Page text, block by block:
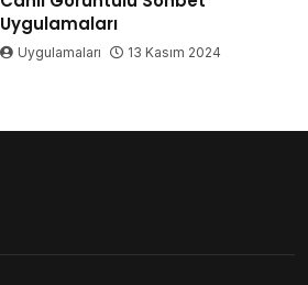
Uygulamaları
Uygulamaları 13 Kasım 2024